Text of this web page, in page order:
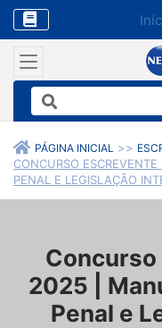
PÁGINA INICIAL
CONCURSO
PENAL E LEGISLAÇÃO
Concurso
2025 |
Penal e